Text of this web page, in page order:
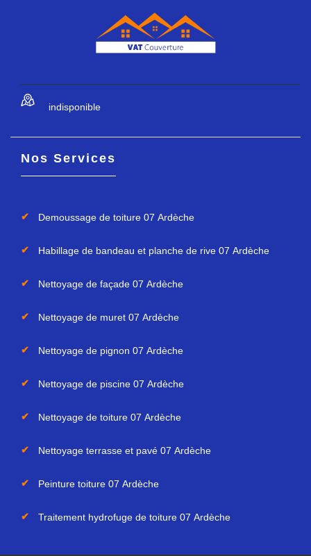
indisponible
Nos Services
Demoussage de toiture 07 Ardèche
Habillage de bandeau et planche de rive 07 Ardèche
Nettoyage de façade 07 Ardèche
Nettoyage de muret 07 Ardèche
Nettoyage de pignon 07 Ardèche
Nettoyage de piscine 07 Ardèche
Nettoyage de toiture 07 Ardèche
Nettoyage terrasse et pavé 07 Ardèche
Peinture toiture 07 Ardèche
Traitement hydrofuge de toiture 07 Ardèche